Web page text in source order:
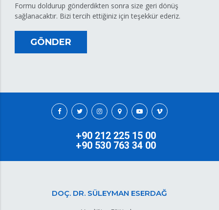
Formu doldurup gönderdikten sonra size geri dönüş
sağlanacaktır. Bizi tercih ettiğiniz için teşekkür ederiz.
GÖNDER
+90 212 225 15 00
+90 530 763 34 00
DOÇ. DR. SÜLEYMAN ESERDAĞ